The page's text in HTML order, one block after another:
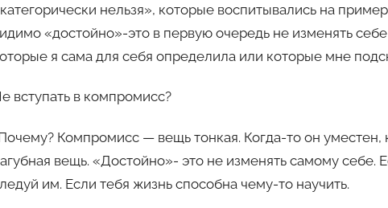
нельзя», которые воспитывались на
«достойно»-это в первую очередь не изменять
я сама для себя определила или которые мне
вступать в компромисс?
Компромисс — вещь тонкая. Когда-то он
вещь. «Достойно»- это не изменять самому себе.
им. Если тебя жизнь способна чему-то научить.